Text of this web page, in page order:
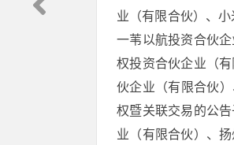
业（有限合伙）、
一苇以航投资合伙
权投资合伙企业（
伙企业（有限合伙
权暨关联交易的公
业（有限合伙）、